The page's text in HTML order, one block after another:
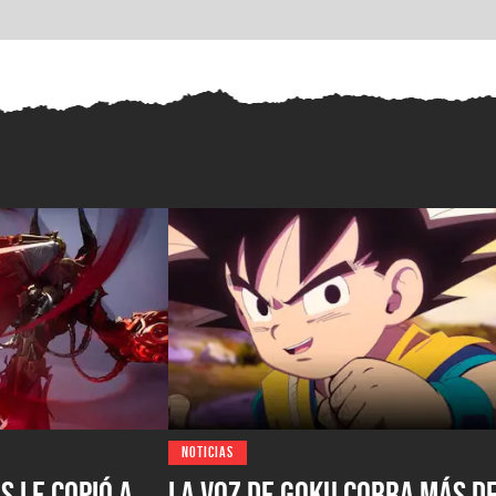
NOTICIAS